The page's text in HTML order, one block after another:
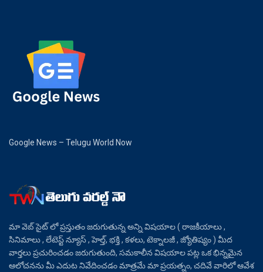
Google News – Telugu World Now
మా వెబ్ సైట్ లో ప్రస్తుతం జరుగుతున్న అన్ని విషయాల ( రాజకీయాలు ,
సినిమాలు , లేటెస్ట్ న్యూస్ , హెల్త్, భక్తి , కళలు, టెక్నాలజీ , జ్యోతిష్యం ) మీద
వార్తలు ప్రచురించడం జరుగుతుంది, సమకాలీన విషయాల పట్ల ఒక భిన్నమైన
ఆలోచనను మీ ఎదుట నివేదించడం మాత్రమే మా ప్రయత్నం, చదివే వారిలో ఆవేశ